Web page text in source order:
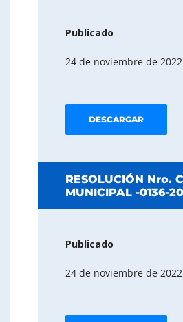
Publicado
24 de noviembre de 2022
DESCARGAR
RESOLUCIÓN Nro.
MUNICIPAL -0136-
Publicado
24 de noviembre de 2022